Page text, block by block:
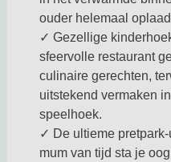
ouder helemaal
✓ Gezellige
sfeervolle restaurant
culinaire gerechten,
uitstekend vermaken
speelhoek.
✓ De ultieme
mum van tijd sta je